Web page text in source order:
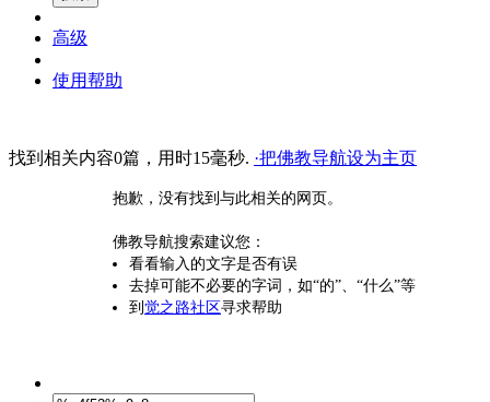
高级
使用帮助
找到相关内容0篇，用时15毫秒. ·把佛教导航设为主页
抱歉，没有找到与此相关的网页。
佛教导航搜索建议您：
看看输入的文字是否有误
去掉可能不必要的字词，如“的”、“什么”等
到 觉之路社区寻求帮助